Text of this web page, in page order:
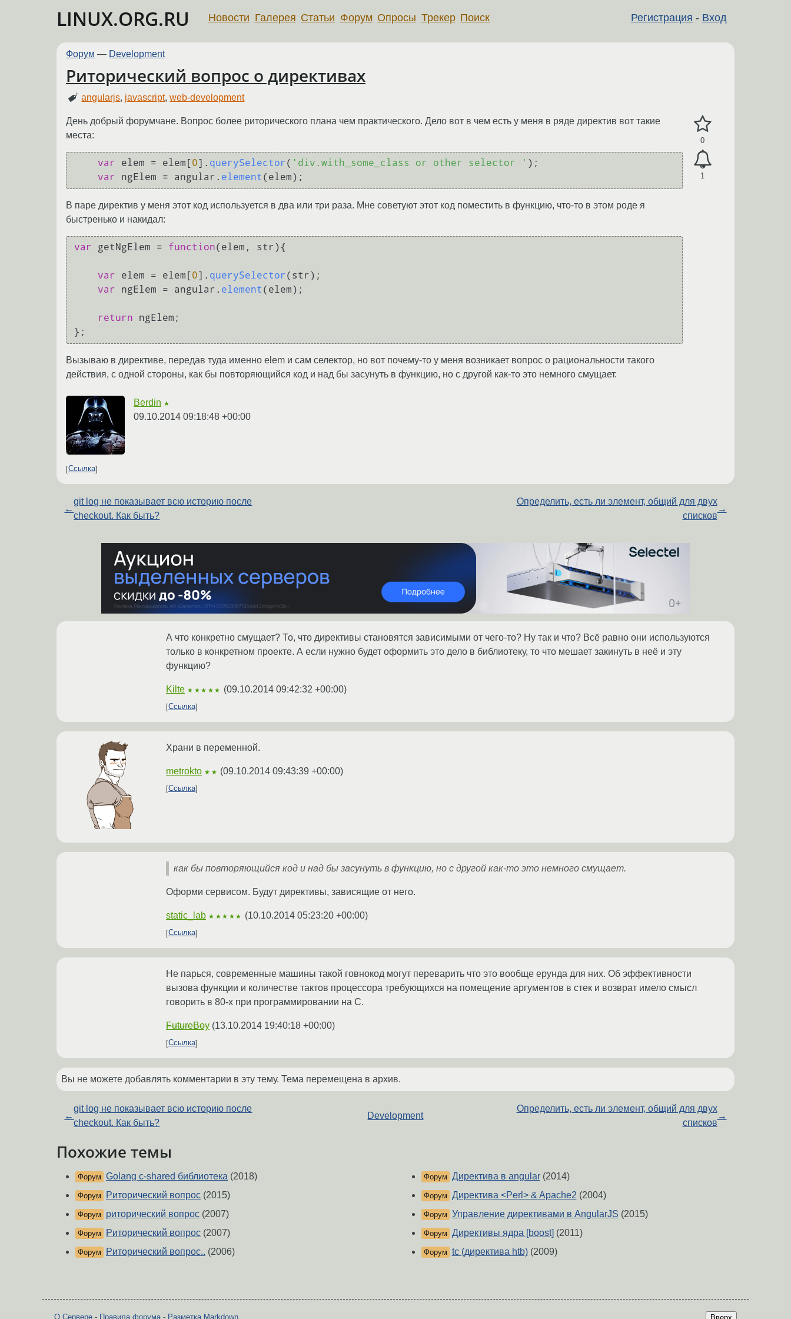
LINUX.ORG.RU Регистрация - Вход
Новости Галерея Статьи Форум Опросы Трекер Поиск
Форум — Development
Риторический вопрос о директивах
angularjs, javascript,web-development
0
1
День добрый форумчане. Вопрос более риторического плана чем практического. Дело вот в чем есть у меня в ряде директив вот такие
места:
var elem = elem[0]. querySelector ( 'div.with_some_class or other selector ' );
var
ngElem = angular. element
В паре директив у меня этот код используется в два или три раза. Мне советуют этот код поместить в функцию, что-то в этом роде я
быстренько и накидал:
var getNgElem = function( elem, str ){
var elem = elem[0]. querySelector (str);
var
ngElem = angular. element (elem);
return ngElem;
Вызываю в директиве, передав туда именно elem и сам селектор, но вот почему-то у меня возникает вопрос о рациональности такого
действия, с одной стороны, как бы повторяющийся код и над бы засунуть в функцию, но с другой как-то это немного смущает.
Berdin ★
09.10.2014 09:18:48 +00:00
Ссылка
←
git log не показывает всю историю после
checkout. Как быть?
Определить, есть ли элемент, общий для двух
списков
→
А что конкретно смущает? То, что директивы становятся зависимыми от чего-то? Ну так и что? Всё равно они используются
только в конкретном проекте. А если нужно будет оформить это дело в библиотеку, то что мешает закинуть в неё и эту
функцию?
Kilte ★★★★★ (09.10.2014 09:42:32 +00:00)
Ссылка
Храни в переменной.
metrokto ★★ (09.10.2014 09:43:39 +00:00)
Ссылка
как бы повторяющийся код и над бы засунуть в функцию, но с другой как-то это немного смущает.
Оформи сервисом. Будут директивы, зависящие от него.
static_lab ★★★★★ (10.10.2014 05:23:20 +00:00)
Ссылка
Не парься, современные машины такой говнокод могут переварить что это вообще ерунда для них. Об эффективности
вызова функции и количестве тактов процессора требующихся на помещение аргументов в стек и возврат имело смысл
говорить в 80-х при программировании на C.
FutureBoy (13.10.2014 19:40:18 +00:00)
Ссылка
Вы не можете добавлять комментарии в эту тему. Тема перемещена в архив.
←
git log не показывает всю историю после
checkout. Как быть?
Development
Определить, есть ли элемент, общий для двух
списков
→
Похожие темы
Форум Golang c-shared библиотека (2018)
Форум Риторический вопрос (2015)
Форум риторический вопрос (2007)
Форум Риторический вопрос (2007)
Форум Риторический вопрос.. (2006)
Форум Директива в angular(2014)
Форум Директива <Perl> & Apache2 (2004)
Форум Управление директивами в AngularJS (2015)
Форум Директивы ядра [boost] (2011)
Форум tc (директива htb)(2009)
О Сервере - Правила форума - Разметка Markdown